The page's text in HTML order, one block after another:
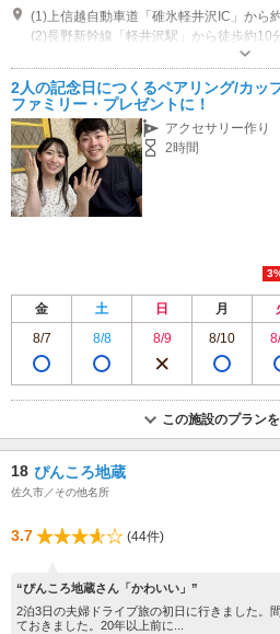
(2)長野新幹線「軽井沢駅」から徒歩約10
営業時間：体験は一日３回行っていま
2人の記念日につくるペアリング/カッ
ファミリー・プレゼントに！
アクセサリー作り
2時間
金 土 日 月
8/7
8/8 8/9 8/10
この施設のプラン
18 ぴんころ地蔵
佐久市／その他名所
3.7 (44件)
“ぴんころ地蔵さん「かわいい」”
2泊3日の夫婦ドライブ旅の初日に行きました。
ておきました。20年以上前に...